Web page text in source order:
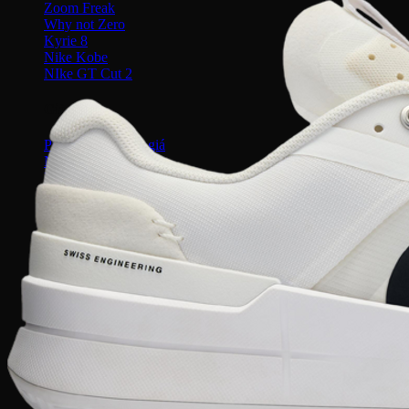
Zoom Freak
Why not Zero
Kyrie 8
Nike Kobe
NIke GT Cut 2
Giày Chạy
Pegasus 41
Nike Air Zoom
Nike Tempo
Nike Zoomx
Nike Air
Air Force 1
Air Force 1 Shadow nữ
Air Huarache
Giày Jordan 1
Giày Jordan 1 Low
Giày Jordan 1 High Zoom